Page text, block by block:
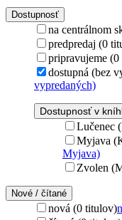
Dostupnosť
na centrálnom
predpredaj (0
pripravujeme
dostupná (bez
vypredaných)
Dostupnosť v
Lučenec
Myjava
Myjava)
Zvolen
Nové / čítané
nová (0 titulov)